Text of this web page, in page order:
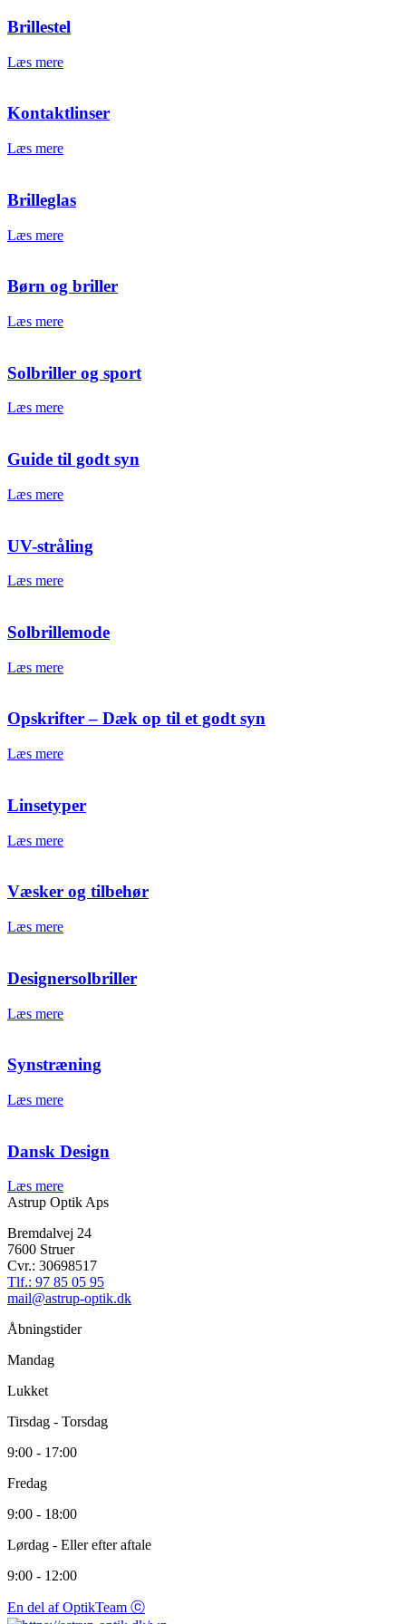
Brillestel
Læs mere
Kontaktlinser
Læs mere
Brilleglas
Læs mere
Børn og briller
Læs mere
Solbriller og sport
Læs mere
Guide til godt syn
Læs mere
UV-stråling
Læs mere
Solbrillemode
Læs mere
Opskrifter – Dæk op til et godt syn
Læs mere
Linsetyper
Læs mere
Væsker og tilbehør
Læs mere
Designersolbriller
Læs mere
Synstræning
Læs mere
Dansk Design
Læs mere
Astrup Optik Aps
Bremdalvej 24
7600 Struer
Cvr.: 30698517
Tlf.: 97 85 05 95
mail@astrup-optik.dk
Åbningstider
Mandag
Lukket
Tirsdag - Torsdag
9:00 - 17:00
Fredag
9:00 - 18:00
Lørdag - Eller efter aftale
9:00 - 12:00
En del af OptikTeam ⓒ